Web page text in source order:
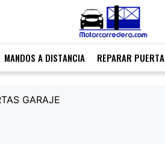
MANDOS A DISTANCIA REPARAR PUERTA
GARAJE